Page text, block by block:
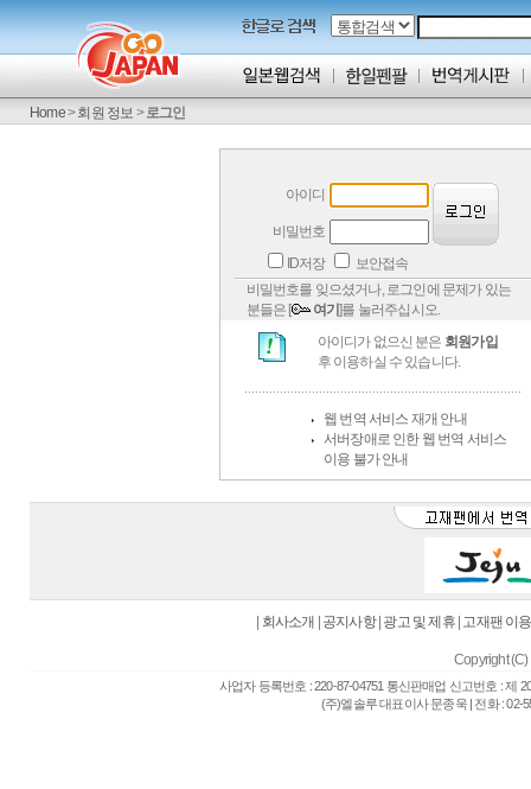
Home>회원 정보 >로그인
아이디
비밀번호
ID저장
보안접속
비밀번호를 잊으셨거나, 로그인에 문제가 있는
분들은 [
여기]를 눌러주십시오.
아이디가 없으신 분은 회원가입
후 이용하실 수 있습니다.
웹 번역 서비스 재개 안내
서버장애로 인한 웹 번역 서비스
이용 불가 안내
회사소개 공지사항| 광고 및 제휴| 고재팬 이
Copyright (C)
사업자 등록번호 : 220-87-04751 통신판매업 신고번호 : 제
(주)엘솔루 대표이사 문종욱 | 전화 : 02-